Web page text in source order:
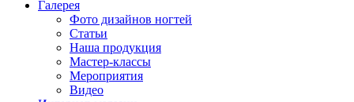
Галерея
Фото дизайнов ногтей
Статьи
Наша продукция
Мастер-классы
Мероприятия
Видео